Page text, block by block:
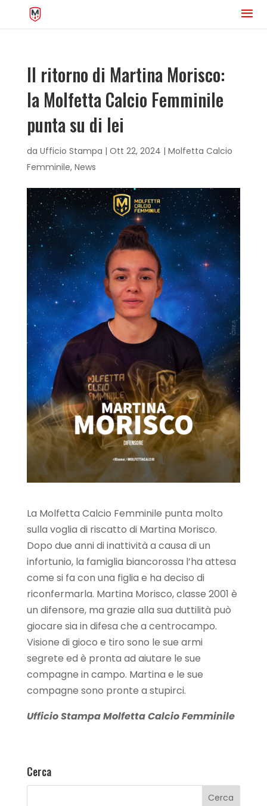
Il ritorno di Martina Morisco:
la Molfetta Calcio Femminile
punta su di lei
da Ufficio Stampa | Ott 22, 2024 | Molfetta Calcio
Femminile, News
La Molfetta Calcio Femminile punta molto
sulla voglia di riscatto di Martina Morisco.
Dopo due anni di inattività a causa di un
infortunio, la famiglia biancorossa l’ha attesa
come si fa con una figlia e ha deciso di
riconfermarla. Martina Morisco, classe 2001 è
un difensore, ma grazie alla sua duttilità può
giocare sia in difesa che a centrocampo.
Visione di gioco e tiro sono le sue armi
segrete ed è pronta ad aiutare le sue
compagne in campo. Martina e le sue
compagne sono pronte a stupirci.
Ufficio Stampa Molfetta Calcio Femminile
Cerca